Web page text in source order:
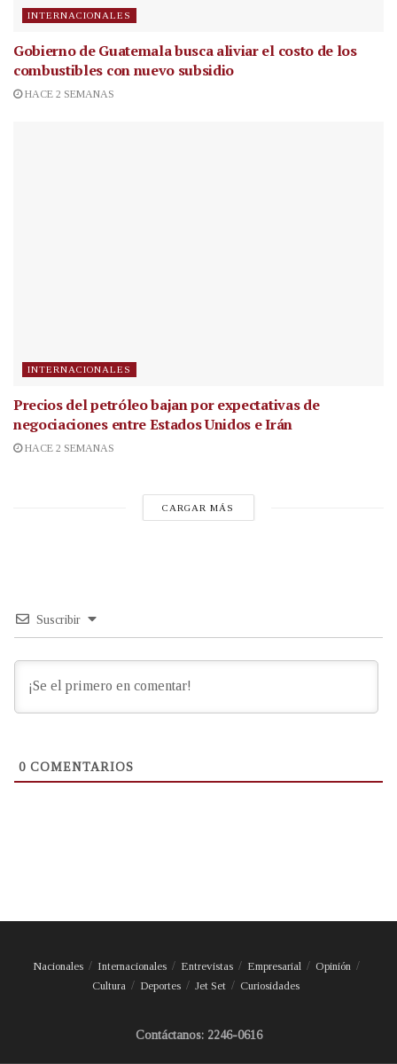
INTERNACIONALES
Gobierno de Guatemala busca aliviar el costo de los
combustibles con nuevo subsidio
HACE 2 SEMANAS
INTERNACIONALES
Precios del petróleo bajan por expectativas de
negociaciones entre Estados Unidos e Irán
HACE 2 SEMANAS
CARGAR MÁS
Suscribir
0 COMENTARIOS
Nacionales Internacionales Entrevistas Empresarial
Opinión
Cultura
Deportes Jet Set Curiosidades
Contáctanos: 2246-0616